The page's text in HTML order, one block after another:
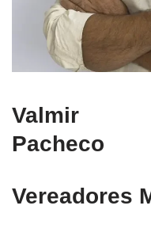
Valmir
Pacheco
Vereadores